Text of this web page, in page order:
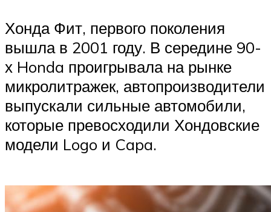
Хонда Фит, первого поколения
вышла в 2001 году. В середине 90-
х Honda проигрывала на рынке
микролитражек, автопроизводители
выпускали сильные автомобили,
которые превосходили Хондовские
модели Logo и Capa.